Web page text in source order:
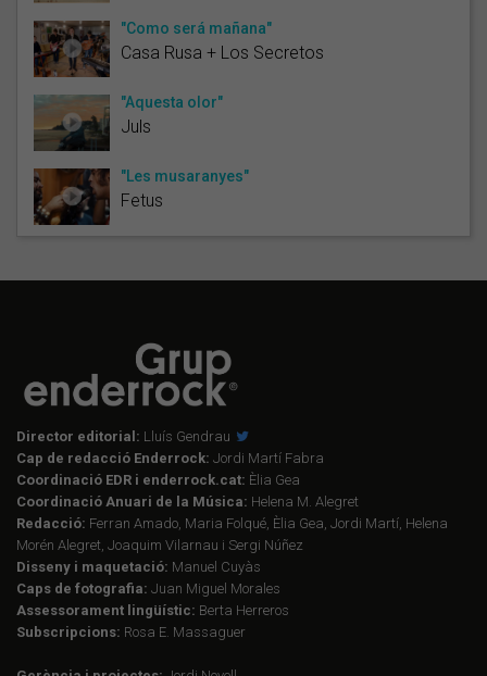
"Como será mañana"
Casa Rusa + Los Secretos
"Aquesta olor"
Juls
"Les musaranyes"
Fetus
Director editorial: Lluís Gendrau
Cap de redacció Enderrock: Jordi Martí Fabra
Coordinació EDR i enderrock.cat: Èlia Gea
Coordinació Anuari de la Música: Helena M. Alegret
Redacció: Ferran Amado, Maria Folqué, Èlia Gea, Jordi Martí, Helena
Morén Alegret, Joaquim Vilarnau i Sergi Núñez
Disseny i maquetació: Manuel Cuyàs
Caps de fotografia: Juan Miguel Morales
Assessorament lingüístic: Berta Herreros
Subscripcions: Rosa E. Massaguer